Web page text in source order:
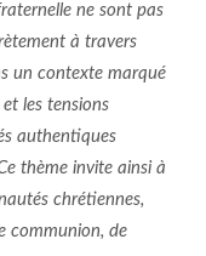
ne sont pas
à travers
un contexte marqué
les tensions
authentiques
thème invite ainsi à
chrétiennes,
communion, de